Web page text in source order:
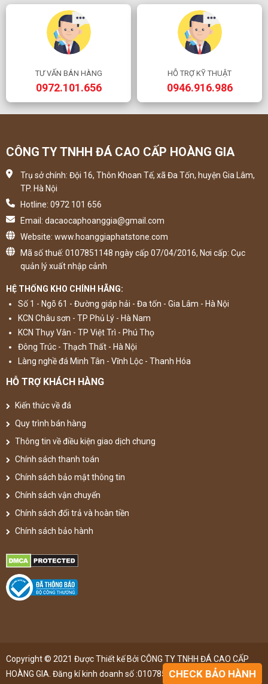
TƯ VẤN BÁN HÀNG
0972.101.656
HỖ TRỢ KỸ THUẬT
0946.916.986
CÔNG TY TNHH ĐÁ CAO CẤP HOÀNG GIA
Trụ sở chính: Đội 16, Thôn Khoan Tế, xã Đa Tốn, huyện Gia Lâm,
TP. Hà Nội
Hotline: 0972 101 656
Email: dacaocaphoanggia@gmail.com
Website: www.hoanggiaphatstone.com
Mã số thuế: 0107851148 ngày cấp 07/04/2016, Nơi cấp: Cục
quản lý xuất nhập cảnh
HỆ THỐNG KHO CHÍNH HÃNG:
Số 1 - Ngõ 61 - Đường giáp hải - Đa tốn - Gia Lâm - Hà Nội
KCN Châu sơn - TP Phủ Lý - Hà Nam
KCN Thụy Vân - TP Việt Trì - Phú Thọ
Đông Trúc - Thạch Thất - Hà Nội
Làng nghề đá Minh Tân - Vĩnh Lộc - Thanh Hóa
HỖ TRỢ KHÁCH HÀNG
Kiến thức về đá
Quy trình bán hàng
Thông tin về điều kiện giao dịch chung
Chính sách thanh toán
Chính sách bảo mật thông tin
Chính sách vận chuyển
Chính sách đổi trả và hoàn tiền
Chính sách bảo hành
Copyright © 2021 Được Thiết kế Bởi CÔNG TY TNHH ĐÁ CAO CẤP
HOÀNG GIA. Đăng kí kinh doanh số :0107851148 ,đã được đăng kí
CHECK BẢO HÀNH